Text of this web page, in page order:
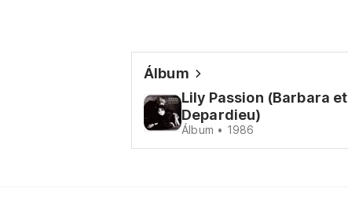
Álbum
Lily Passion (Barbara et
Depardieu)
Álbum • 1986